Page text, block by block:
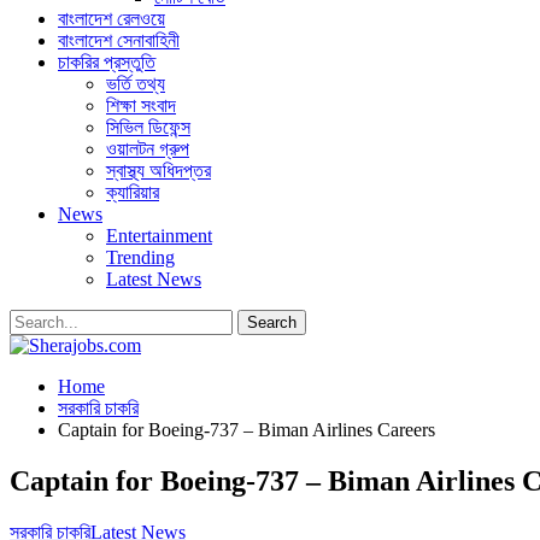
বাংলাদেশ রেলওয়ে
বাংলাদেশ সেনাবাহিনী
চাকরির প্রস্তুতি
ভর্তি তথ্য
শিক্ষা সংবাদ
সিভিল ডিফেন্স
ওয়ালটন গ্রুপ
স্বাস্থ্য অধিদপ্তর
ক্যারিয়ার
News
Entertainment
Trending
Latest News
Home
সরকারি চাকরি
Captain for Boeing-737 – Biman Airlines Careers
Captain for Boeing-737 – Biman Airlines
সরকারি চাকরিLatest News